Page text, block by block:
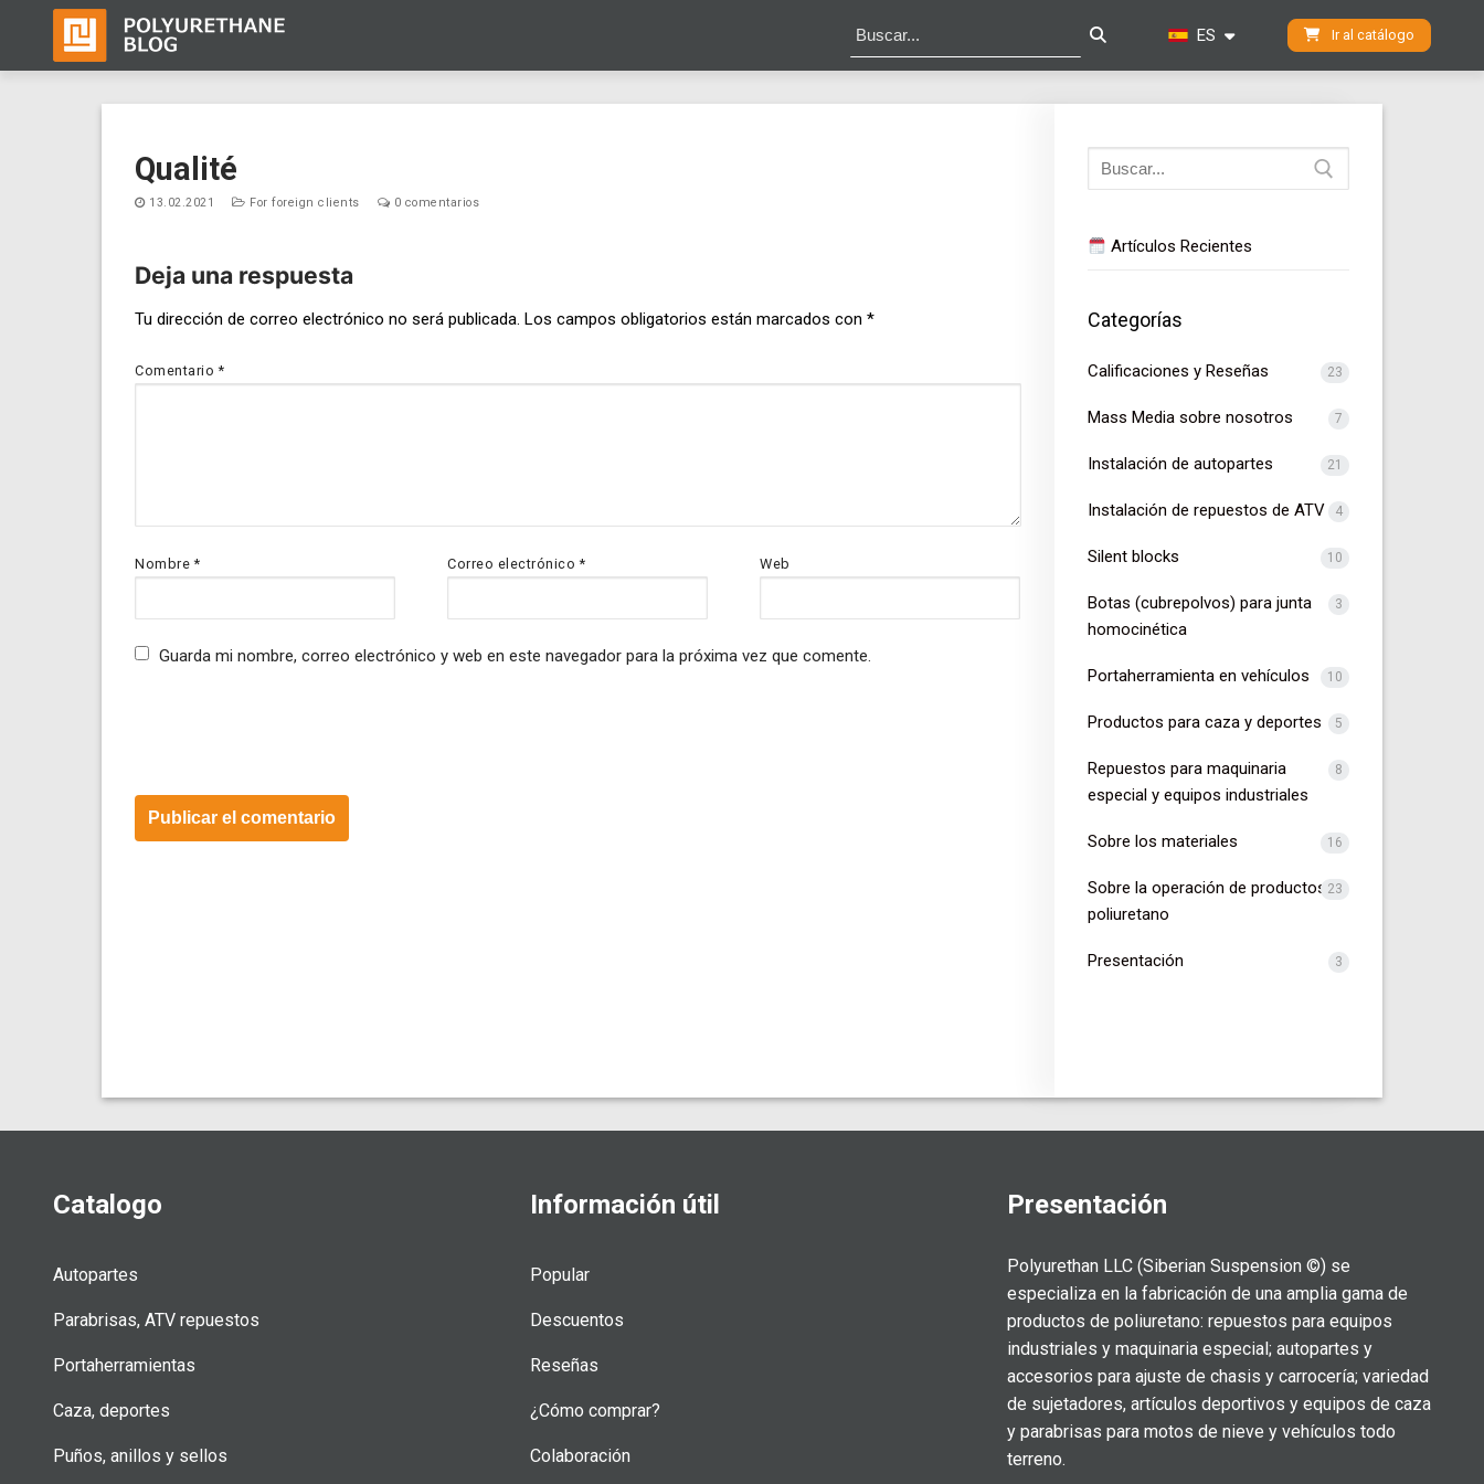
ES Ir al catálogo
contenido
Qualité
13.02.2021 For foreign clients 0 comentarios
Navegación
de
Deja una respuesta
Tu dirección de correo electrónico no será publicada. Los campos obligatorios están marcados con *
Comentario*
Nombre* Correo electrónico* Web
Guarda mi nombre, correo electrónico y web en este navegador para la próxima vez que comente.
Buscar:
Artículos Recientes
Categorías
Calificaciones y Reseñas 23
Mass Media sobre nosotros 7
Instalación de autopartes 21
Instalación de repuestos de ATV 4
Silent blocks 10
Botas (cubrepolvos) para junta
homocinética
3
Portaherramienta en vehículos 10
Productos para caza y deportes 5
Repuestos para maquinaria
especial y equipos industriales
8
Sobre los materiales 16
Sobre la operación de productos de
poliuretano
23
Presentación 3
Catalogo
Autopartes
Parabrisas, ATV repuestos
Portaherramientas
Caza, deportes
Puños, anillos y sellos
Información útil
Popular
Descuentos
Reseñas
¿Cómo comprar?
Colaboración
Presentación
Polyurethan LLC (Siberian Suspension ©) se
especializa en la fabricación de una amplia gama de
productos de poliuretano: repuestos para equipos
industriales y maquinaria especial; autopartes y
accesorios para ajuste de chasis y carrocería; variedad
de sujetadores, artículos deportivos y equipos de caza
y parabrisas para motos de nieve y vehículos todo
terreno.